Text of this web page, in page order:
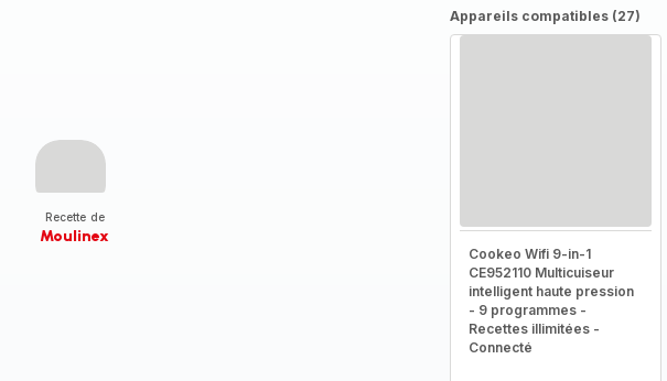
Recette de
Moulinex
Appareils compatibles (27)
Cookeo Wifi 9-in-1
CE952110 Multicuiseur
intelligent haute pression
- 9 programmes -
Recettes illimitées -
Connecté